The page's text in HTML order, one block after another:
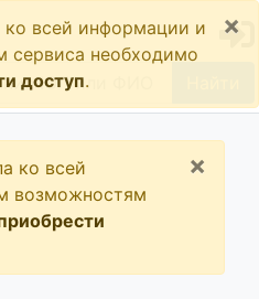
ко всей информации и
сервиса необходимо
доступ.
×
ко всей
возможностям
×